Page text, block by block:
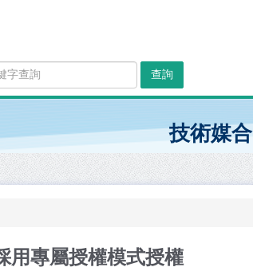
查詢
技術媒合
用專屬授權模式授權